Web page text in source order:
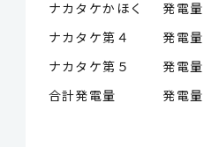
ナカタケかほく 発電量
ナカタケ第４ 発電量
ナカタケ第５ 発電量
合計発電量 発電量